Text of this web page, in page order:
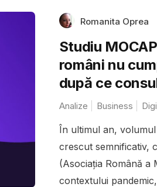
Romanita Oprea
Studiu
români nu
după ce
Analize Business
În ultimul an,
crescut semnificativ,
(Asociația Română a
contextului